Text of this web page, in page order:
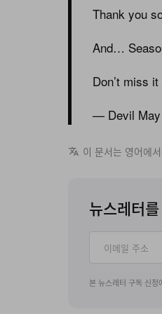
Thank you
And…
Don’t miss
— Devil
이 문서는 영어에
뉴스레터
본 뉴스레터 구독 신청